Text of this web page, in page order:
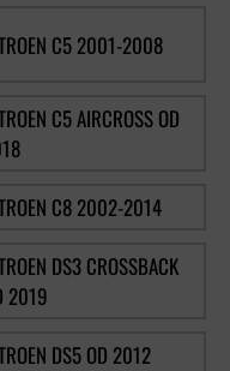
C5 2001-2008
C5 AIRCROSS OD
C8 2002-2014
DS3 CROSSBACK
2019
DS5 OD 2012